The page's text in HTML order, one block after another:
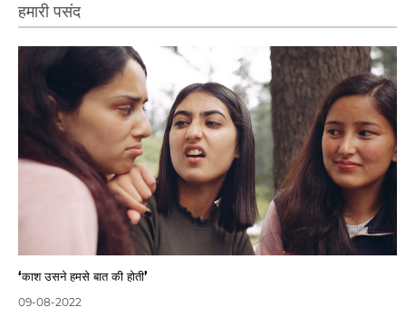
हमारी पसंद
‘काश उसने हमसे बात की होती’
09-08-2022